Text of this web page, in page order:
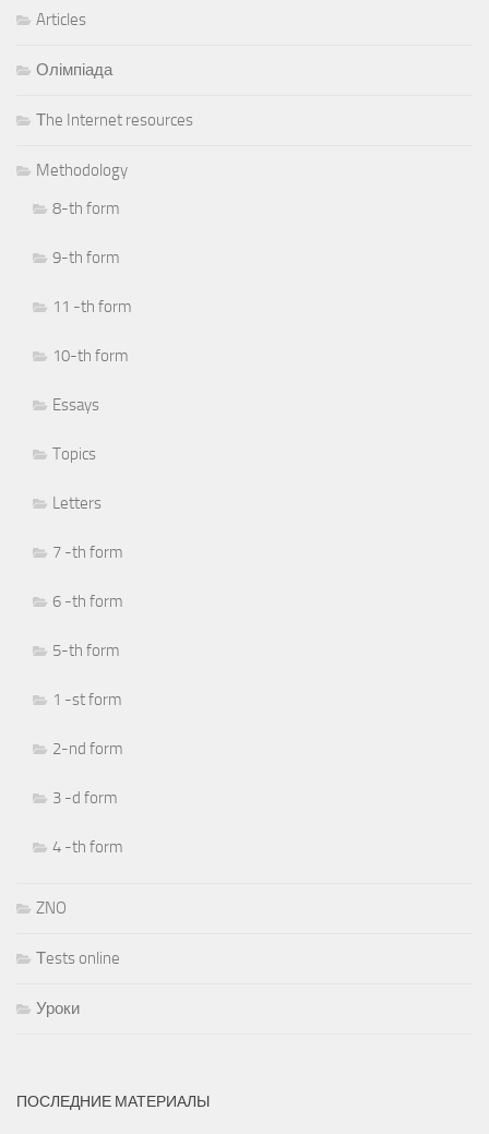
Articles
Олімпіада
Тhe Internet resources
Methodology
8-th form
9-th form
11 -th form
10-th form
Essays
Topics
Letters
7 -th form
6 -th form
5-th form
1 -st form
2-nd form
3 -d form
4 -th form
ZNO
Тests online
Уроки
ПОСЛЕДНИЕ МАТЕРИАЛЫ